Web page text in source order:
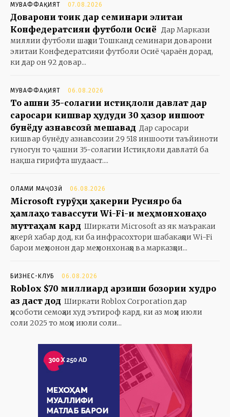
МУВАФФАҚИЯТ 07.08.2026
Доварони тоҷик дар семинари элитаи
Конфедератсияи футболи Осиё Дар Маркази
миллии футболи шаҳри Тошканд семинари доварони
элитаи Конфедератсияи футболи Осиё ҷараён дорад,
ки дар он 92 довар...
МУВАФФАҚИЯТ 06.08.2026
То ҷашни 35-солагии истиқлоли давлат дар
саросари кишвар ҳудуди 30 ҳазор иншоот
бунёду азнавсозӣ мешавад Дар саросари
кишвар бунёду азнавсозии 29 518 иншооти таъйиноти
гуногун то ҷашни 35-солагии Истиқлоли давлатӣ ба
нақша гирифта шудааст....
ОЛАМИ МАҶОЗӢ 06.08.2026
Microsoft гурӯҳи ҳакерии Русияро ба
ҳамлаҳо тавассути Wi-Fi-и меҳмонхонаҳо
муттаҳам кард Ширкати Microsoft аз як маъракаи
ҳакерӣ хабар дод, ки ба инфрасохтори шабакаҳои Wi-Fi
барои меҳмонон дар меҳмонхонаҳо ва марказҳои...
БИЗНЕС-КЛУБ 06.08.2026
Roblox $70 миллиард арзиши бозории худро
аз даст дод Ширкати Roblox Corporation дар
ҳисоботи семоҳаи худ эътироф кард, ки аз моҳи июли
соли 2025 то моҳи июли соли...